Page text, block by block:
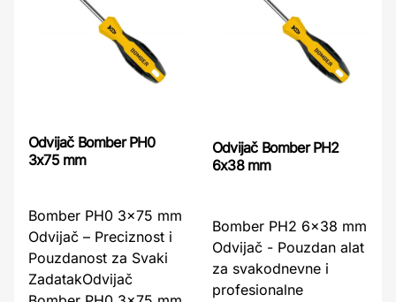
Odvijač Bomber PH0
3x75 mm
Bomber PH0 3x75 mm
Odvijač – Preciznost i
Pouzdanost za Svaki
ZadatakOdvijač
Odvijač Bomber PH2
6x38 mm
Bomber PH2 6x38 mm
Odvijač - Pouzdan alat
za svakodnevne i
profesionalne